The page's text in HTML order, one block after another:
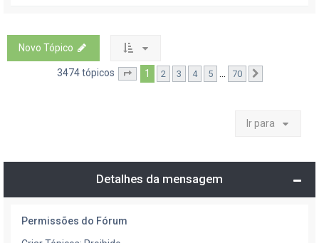
Novo Tópico
3474 tópicos Página1 de
1 2 3 4 5 70
Ir para
Detalhes da mensagem
Permissões do Fórum